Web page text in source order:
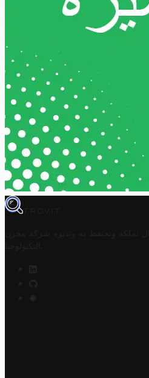
TROVIT
تملكه وتحتفظ به وتديره
شركة مخزن
التكنولوجيا